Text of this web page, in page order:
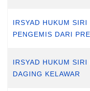
IRSYAD HUKUM
PENGEMIS DARI
IRSYAD HUKUM
DAGING KELAWAR